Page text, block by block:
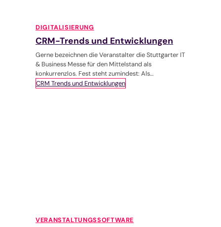
DIGITALISIERUNG
CRM-Trends und Entwicklungen
Gerne bezeichnen die Veranstalter die Stuttgarter IT
& Business Messe für den Mittelstand als
konkurrenzlos. Fest steht zumindest: Als
Referenzpunkt für die CRM-Trends und -
CRM Trends und Entwicklungen
VERANSTALTUNGSSOFTWARE